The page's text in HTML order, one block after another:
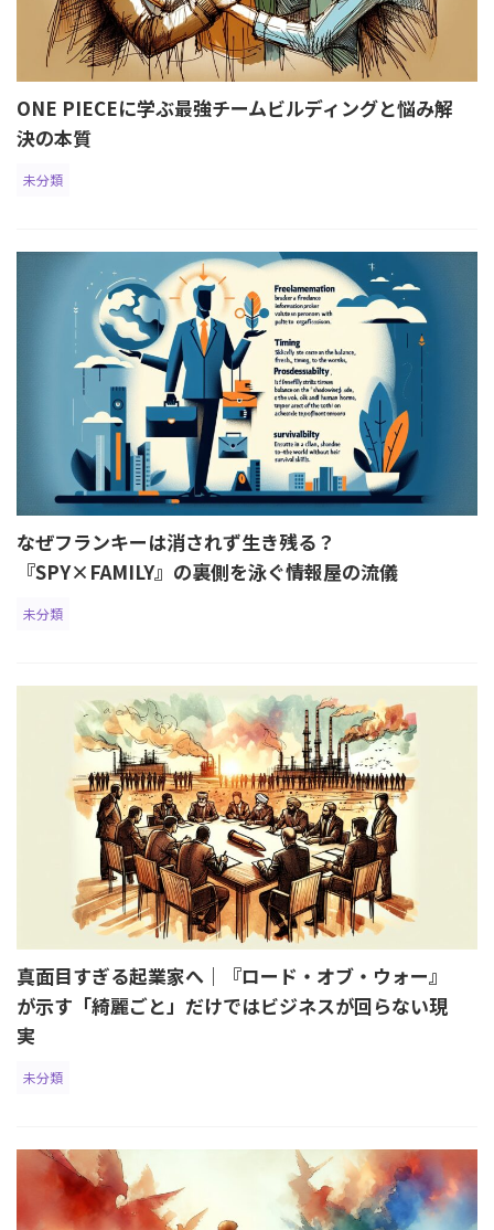
ONE PIECEに学ぶ最強チームビルディングと悩み解
決の本質
未分類
なぜフランキーは消されず生き残る？
『SPY×FAMILY』の裏側を泳ぐ情報屋の流儀
未分類
真面目すぎる起業家へ｜『ロード・オブ・ウォー』
が示す「綺麗ごと」だけではビジネスが回らない現
実
未分類